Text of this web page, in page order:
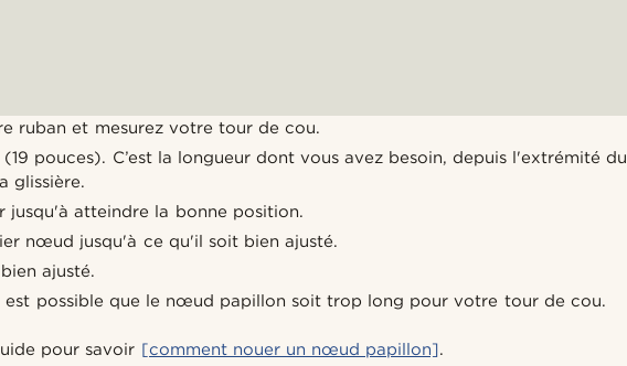
ruban et mesurez votre tour de cou.
pouces). C’est la longueur dont vous avez besoin, depuis l'extrémité du
glissière.
jusqu'à atteindre la bonne position.
nœud jusqu'à ce qu'il soit bien ajusté.
ajusté.
est possible que le nœud papillon soit trop long pour votre tour de cou.
pour savoir [comment nouer un nœud papillon].